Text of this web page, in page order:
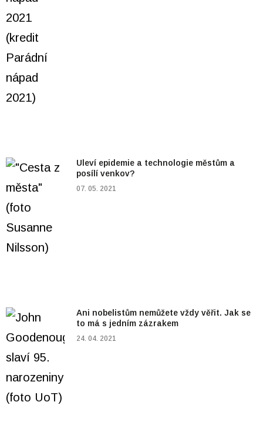
Uleví epidemie a technologie městům a
posílí venkov?
07. 05. 2021
Ani nobelistům nemůžete vždy věřit. Jak se
to má s jedním zázrakem
24. 04. 2021